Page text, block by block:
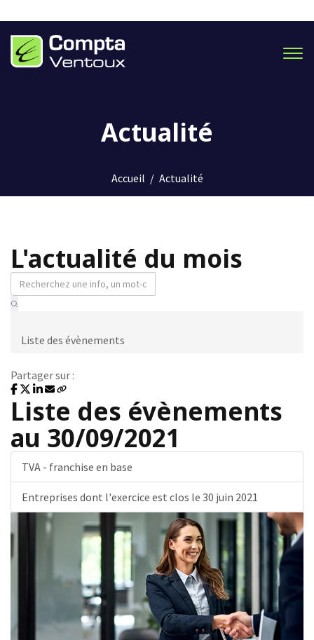
Actualité
Accueil / Actualité
L'actualité du mois
Liste des évènements
Partager sur :
Liste des évènements
au 30/09/2021
TVA - franchise en base
Entreprises dont l'exercice est clos le 30 juin 2021